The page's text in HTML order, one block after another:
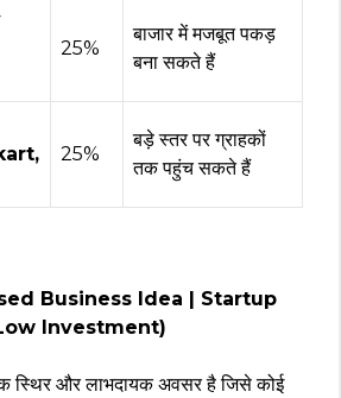
25%
बाजार में मजबूत पकड़
बना सकते हैं
25%
बड़े स्तर पर ग्राहकों
तक पहुंच सकते हैं
Business Idea | Startup
Investment)
स्थिर और लाभदायक अवसर है जिसे कोई